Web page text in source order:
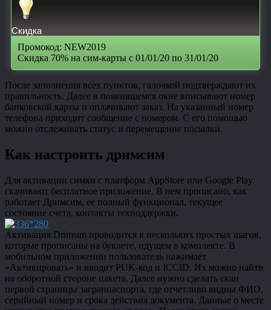
Скидка
Промокод: NEW2019
Скидка 70% на сим-карты с 01/01/20 по 31/01/20
После заполнения всех пунктов, галочкой подтверждают их
правильность. Далее в появившемся окне вписывают номер
банковской карты и оплачивают заказ. На указанный номер
телефона приходит сообщение с номером. С его помощью
можно отслеживать статус и перемещение посылки.
Как настроить дримсим
Для активации симки с платформ AppStore или Google Play
скачивают бесплатное приложение. В нем прописано, как
работает Дримсим, ее полный функционал, текущее
состояние счета, контакты техподдержки.
Активация Drimsim проводится в нескольких простых шагов,
которые прописаны на буклете, идущем в комплекте. В
мобильном приложении пользователь нажимает
«Активировать» и вводит PUK-код и ICCID. Их можно найти
на оборотной стороне пакета. Далее нужно сделать скан
первой страницы загранпаспорта, где отчетливо видны ФИО,
серийный номер и срока действия документа. Данные о месте